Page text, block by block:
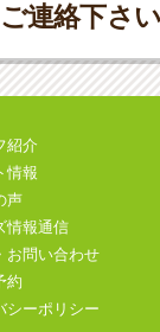
連絡下さい
紹介
情報
声
情報通信
お問い合わせ
約
シーポリシー